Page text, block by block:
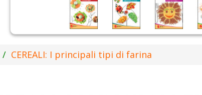
CEREALI: I principali tipi di farina